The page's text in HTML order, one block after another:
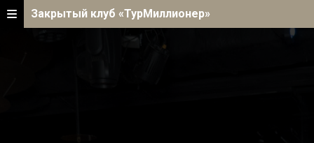
Закрытый клуб «ТурМиллионер»